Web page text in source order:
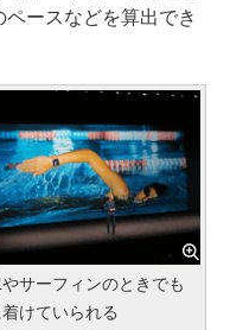
ースなどを算出でき
サーフィンのときでも
けていられる